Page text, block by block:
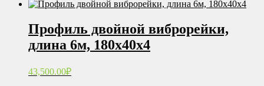
Профиль двойной виброрейки,
длина 6м, 180х40х4
43,500.00₽